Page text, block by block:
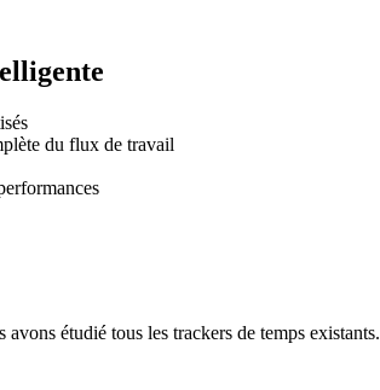
du flux de travail
étudié tous les trackers de temps existants.